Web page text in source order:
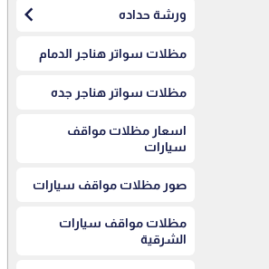
ورشة حداده chevron_left
مظلات سواتر هناجر الدمام
مظلات سواتر هناجر جده
اسعار مظلات مواقف
سيارات
صور مظلات مواقف سيارات
مظلات مواقف سيارات
الشرقية